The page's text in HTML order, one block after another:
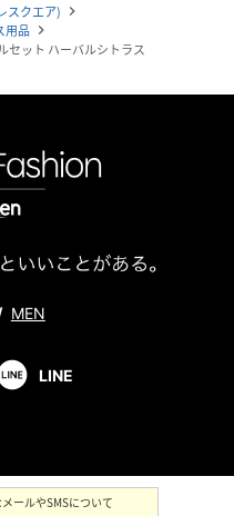
スクエア) navigate_next
用品 navigate_next
ット ハーバルシトラス
MEN
LINE
ールやSMSについて